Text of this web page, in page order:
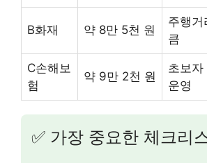
B화재 약 8만 5천 원
주행거
큼
C손해보
험
약 9만 2천 원
초보자
운영
✅ 가장 중요한 체크리